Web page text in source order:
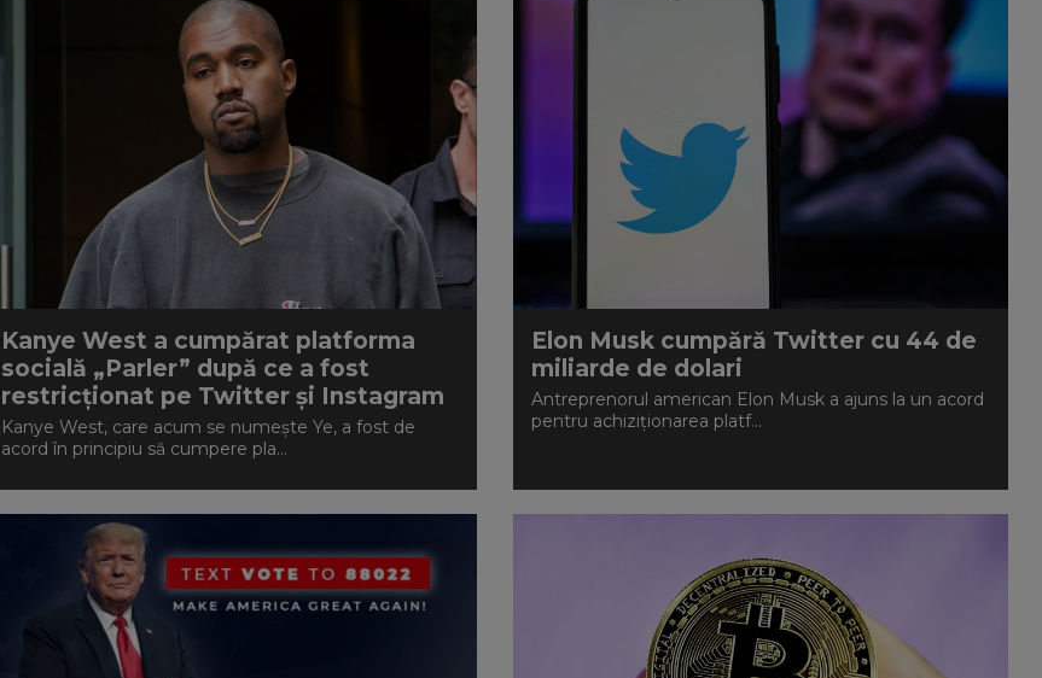
Kanye West a cumpărat platforma
socială „Parler” după ce a fost
restricționat pe Twitter și Instagram
Kanye West, care acum se numește Ye, a fost de
acord în principiu să cumpere pla...
Elon Musk cumpără Twitter cu 44 de
miliarde de dolari
Antreprenorul american Elon Musk a ajuns la un acord
pentru achiziţionarea platf...